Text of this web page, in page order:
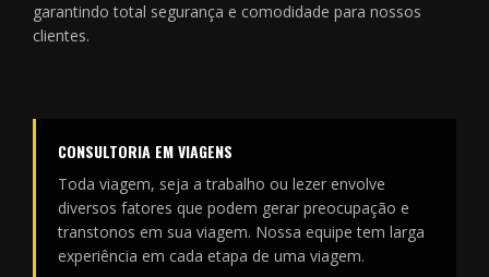
garantindo total segurança e comodidade para nossos
clientes.
CONSULTORIA EM VIAGENS
Toda viagem, seja a trabalho ou lezer envolve
diversos fatores que podem gerar preocupação e
transtonos em sua viagem. Nossa equipe tem larga
experiência em cada etapa de uma viagem.